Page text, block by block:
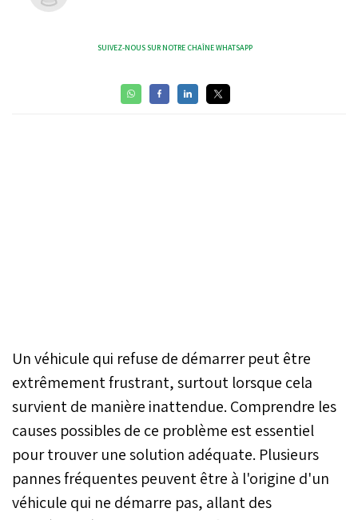
SUIVEZ-NOUS SUR NOTRE CHAÎNE WHATSAPP
Un véhicule qui refuse de démarrer peut être
extrêmement frustrant, surtout lorsque cela
survient de manière inattendue. Comprendre les
causes possibles de ce problème est essentiel
pour trouver une solution adéquate. Plusieurs
pannes fréquentes peuvent être à l'origine d'un
véhicule qui ne démarre pas, allant des